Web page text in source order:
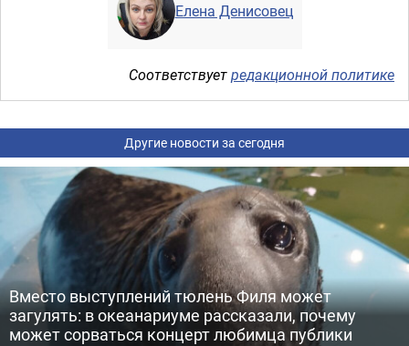
Елена Денисовец
Соответствуетредакционной политике
Другие новости за сегодня
Вместо выступлений тюлень Филя может
загулять: в океанариуме рассказали, почему
может сорваться концерт любимца публики